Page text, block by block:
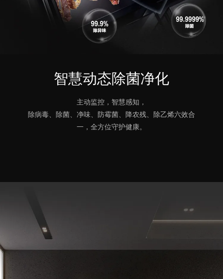
智慧动态除菌净化
主动监控，智慧感知，
除病毒、除菌、净味、防霉菌、降农残、除乙烯六效合
一，全方位守护健康。